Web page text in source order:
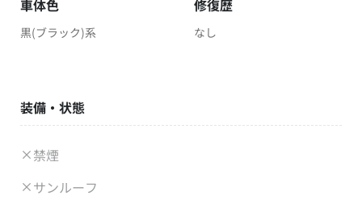
車体色
黒(ブラック)系
修復歴
なし
装備・状態
禁煙
サンルーフ